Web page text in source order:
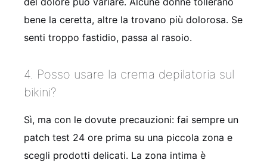
bene la ceretta, altre la trovano più dolorosa. Se
senti troppo fastidio, passa al rasoio.
4. Posso usare la crema depilatoria sul
bikini?
Sì, ma con le dovute precauzioni: fai sempre un
patch test 24 ore prima su una piccola zona e
scegli prodotti delicati. La zona intima è